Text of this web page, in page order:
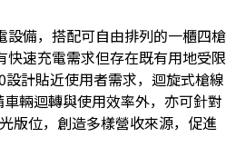
備，搭配可自由排列的一櫃四槍
速充電需求但存在既有用地受限
計貼近使用者需求，迴旋式槍線
輛迴轉與使用效率外，亦可針對
版位，創造多樣營收來源，促進